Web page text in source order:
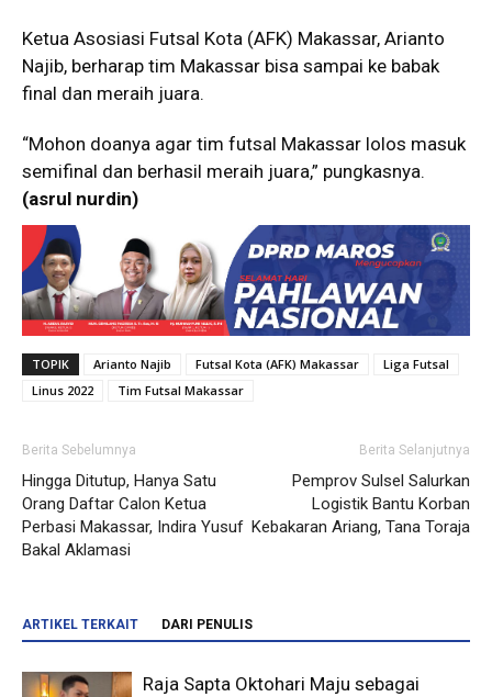
Ketua Asosiasi Futsal Kota (AFK) Makassar, Arianto
Najib, berharap tim Makassar bisa sampai ke babak
final dan meraih juara.
“Mohon doanya agar tim futsal Makassar lolos masuk
semifinal dan berhasil meraih juara,” pungkasnya.
(asrul nurdin)
TOPIK Arianto Najib Futsal Kota (AFK) Makassar
Liga Futsal
Linus 2022
Tim Futsal Makassar
Berita Sebelumnya
Hingga Ditutup, Hanya Satu
Orang Daftar Calon Ketua
Perbasi Makassar, Indira Yusuf
Bakal Aklamasi
Berita Selanjutnya
Pemprov Sulsel Salurkan
Logistik Bantu Korban
Kebakaran Ariang, Tana Toraja
ARTIKEL TERKAIT DARI PENULIS
Raja Sapta Oktohari Maju sebagai